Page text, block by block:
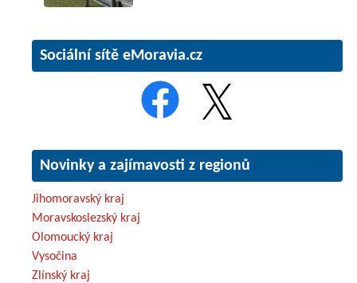
Sociální sítě eMoravia.cz
Novinky a zajímavosti z regionů
Jihomoravský kraj
Moravskoslezský kraj
Olomoucký kraj
Vysočina
Zlínský kraj